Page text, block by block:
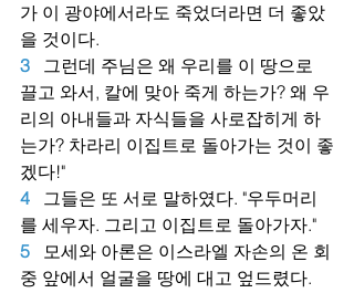
가 이 광야에서라도 죽었더라면 더 좋았
을 것이다.
3
그런데 주님은 왜 우리를 이 땅으로
끌고 와서, 칼에 맞아 죽게 하는가? 왜 우
리의 아내들과 자식들을 사로잡히게 하
는가? 차라리 이집트로 돌아가는 것이 좋
겠다!"
4
그들은 또 서로 말하였다. "우두머리
를 세우자. 그리고 이집트로 돌아가자."
5
모세와 아론은 이스라엘 자손의 온 회
중 앞에서 얼굴을 땅에 대고 엎드렸다.